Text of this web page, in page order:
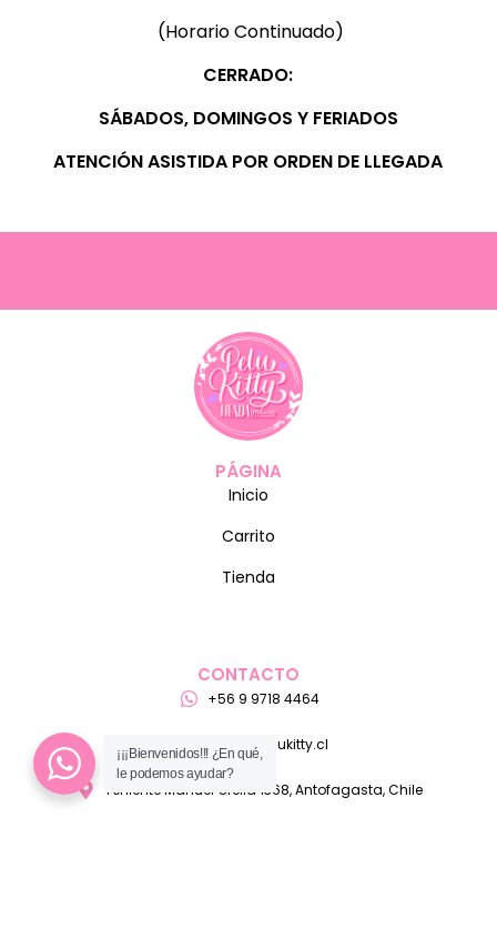
(Horario Continuado)
CERRADO:
SÁBADOS, DOMINGOS Y FERIADOS
ATENCIÓN ASISTIDA POR ORDEN DE LLEGADA
PÁGINA
Inicio
Carrito
Tienda
CONTACTO
+56 9 9718 4464
ventas@pelukitty.cl
Teniente Manuel Orella 1368, Antofagasta, Chile
¡¡¡Bienvenidos!!! ¿En qué,
le podemos ayudar?